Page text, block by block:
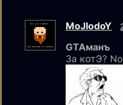
MoJlodoY
GTAманъ
За котЭ?